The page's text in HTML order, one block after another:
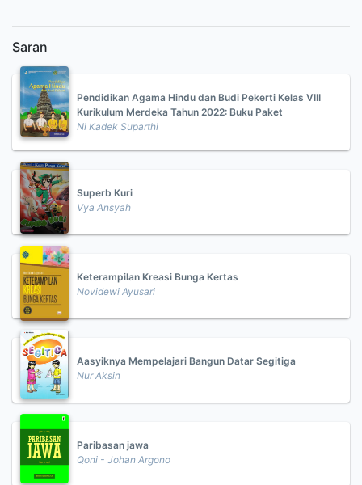
Saran
Pendidikan Agama Hindu dan Budi Pekerti Kelas VIII
Kurikulum Merdeka Tahun 2022: Buku Paket
Ni Kadek Suparthi
Superb Kuri
Vya Ansyah
Keterampilan Kreasi Bunga Kertas
Novidewi Ayusari
Aasyiknya Mempelajari Bangun Datar Segitiga
Nur Aksin
Paribasan jawa
Qoni - Johan Argono